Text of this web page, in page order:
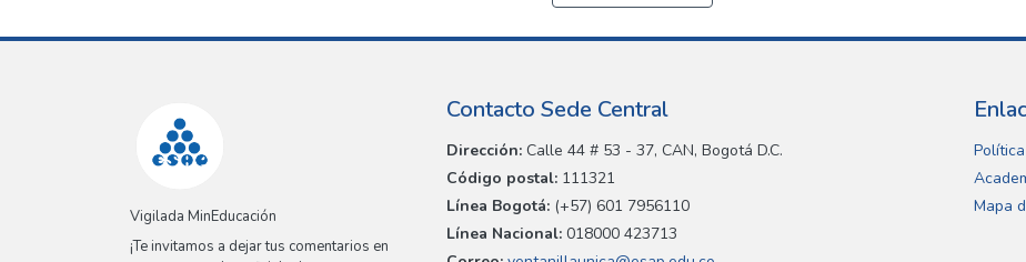
Vigilada MinEducación
¡Te invitamos a dejar tus comentarios en
Contacto Sede Central
Dirección: Calle 44 # 53 - 37, CAN, Bogotá D.C.
Código postal: 111321
Línea Bogotá: (+57) 601 7956110
Línea Nacional: 018000 423713
Mapa